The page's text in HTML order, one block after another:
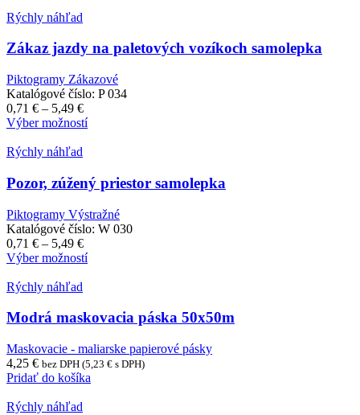
variantov.
Možnosti
si
môžete
na
stránke
Rýchly náhľad
Zákaz jazdy na paletových vozíkoch samolepka
Piktogramy Zákazové
Katalógové číslo: P 034
0,71 € – 5,49 €Price
range:
Výber možnostíTento
variantov.
Možnosti
si
môžete
vybrať
na
stránke
Rýchly náhľad
Pozor, zúžený priestor samolepka
Piktogramy Výstražné
Katalógové číslo: W 030
0,71 € – 5,49 €Price
range:
Výber možnostíTento
variantov.
si
môžete
vybrať
na
Rýchly náhľad
Modrá maskovacia páska 50x50m
Maskovacie - maliarske papierové pásky
4,25 € bez DPH (5,23 € s DPH)
Pridať do košíka
Rýchly náhľad